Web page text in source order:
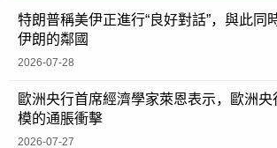
特朗普稱美伊正進行“良好對話”，與此同
伊朗的鄰國
2026-07-28
歐洲央行首席經濟學家萊恩表示，歐洲
模的通脹衝擊
2026-07-27